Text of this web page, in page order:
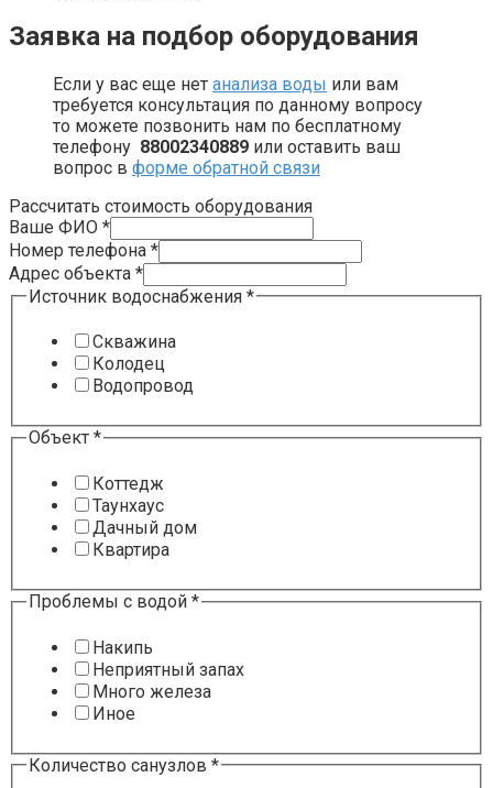
Заявка на подбор оборудования
Если у вас еще нет анализа воды или вам
требуется консультация по данному вопросу
то можете позвонить нам по бесплатному
телефону 88002340889 или оставить ваш
вопрос в форме обратной связи
Рассчитать стоимость оборудования
Ваше ФИО *
Номер телефона *
Адрес объекта *
Источник водоснабжения *
Скважина
Колодец
Водопровод
Объект *
Коттедж
Таунхаус
Дачный дом
Квартира
Проблемы с водой *
Накипь
Неприятный запах
Много железа
Иное
Отопление
Количество санузлов *